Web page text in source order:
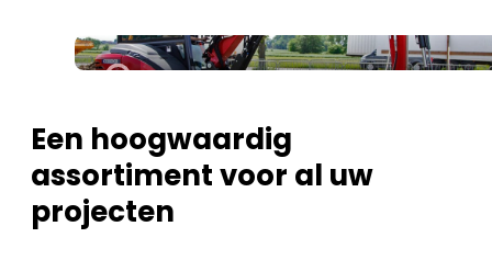
Een hoogwaardig
assortiment voor al uw
projecten